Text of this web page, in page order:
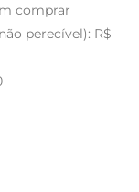
comprar
perecível): R$